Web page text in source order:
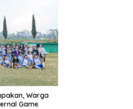
Warga
Game